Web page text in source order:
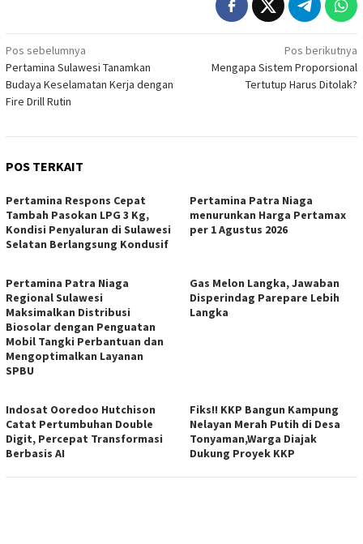
Navigasi
pos
Pos sebelumnya
Pertamina Sulawesi Tanamkan
Budaya Keselamatan Kerja dengan
Fire Drill Rutin
Pos berikutnya
Mengapa Sistem Proporsional
Tertutup Harus Ditolak?
POS TERKAIT
Pertamina Respons Cepat
Tambah Pasokan LPG 3 Kg,
Kondisi Penyaluran di Sulawesi
Selatan Berlangsung Kondusif
Pertamina Patra Niaga
menurunkan Harga Pertamax
per 1 Agustus 2026
Pertamina Patra Niaga
Regional Sulawesi
Maksimalkan Distribusi
Biosolar dengan Penguatan
Mobil Tangki Perbantuan dan
Mengoptimalkan Layanan
SPBU
Gas Melon Langka, Jawaban
Disperindag Parepare Lebih
Langka
Indosat Ooredoo Hutchison
Catat Pertumbuhan Double
Digit, Percepat Transformasi
Berbasis AI
Fiks!! KKP Bangun Kampung
Nelayan Merah Putih di Desa
Tonyaman,Warga Diajak
Dukung Proyek KKP